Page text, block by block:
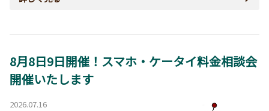
8月8日9日開催！スマホ・ケータイ料金相談会
開催いたします
2026.07.16